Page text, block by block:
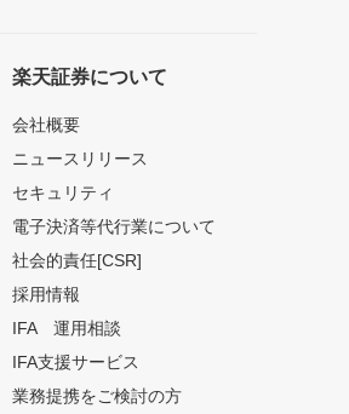
楽天証券について
会社概要
ニュースリリース
セキュリティ
電子決済等代行業について
社会的責任[CSR]
採用情報
IFA 運用相談
IFA支援サービス
業務提携をご検討の方